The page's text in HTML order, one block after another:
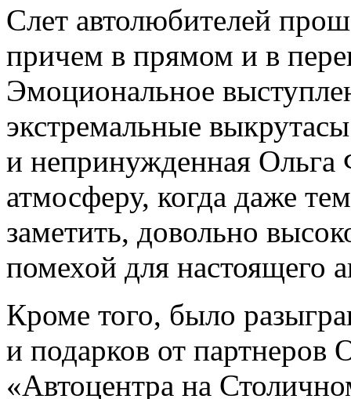
Слет автолюбителей
причем в прямом и в
Эмоциональное
экстремальные
и непринужденная Ольга
атмосферу, когда даже
заметить, довольно
помехой для настоящего
Кроме того, было
и подарков от партнеров
«Автоцентра на